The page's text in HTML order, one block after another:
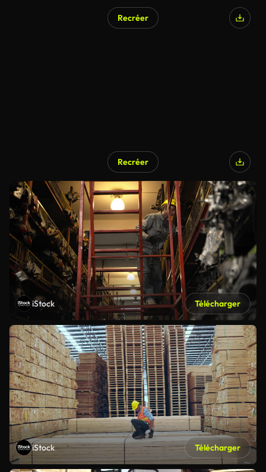
Recréer
Recréer
iStock Télécharger
iStock Télécharger